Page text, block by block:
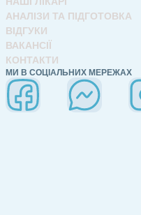
АНАЛІЗИ ТА ПІДГОТОВКА
ВІДГУКИ
ВАКАНСІЇ
КОНТАКТИ
МИ В СОЦІАЛЬНИХ МЕРЕЖАХ